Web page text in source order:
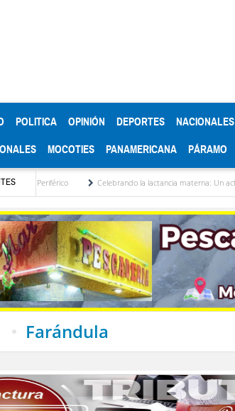
(CURRENT)
POLITICA OPINIÓN DEPORTES NACIONALES
MOCOTIES PANAMERICANA PÁRAMO
Celebrando la lactancia materna: Un acto de amor y vida
Farándula